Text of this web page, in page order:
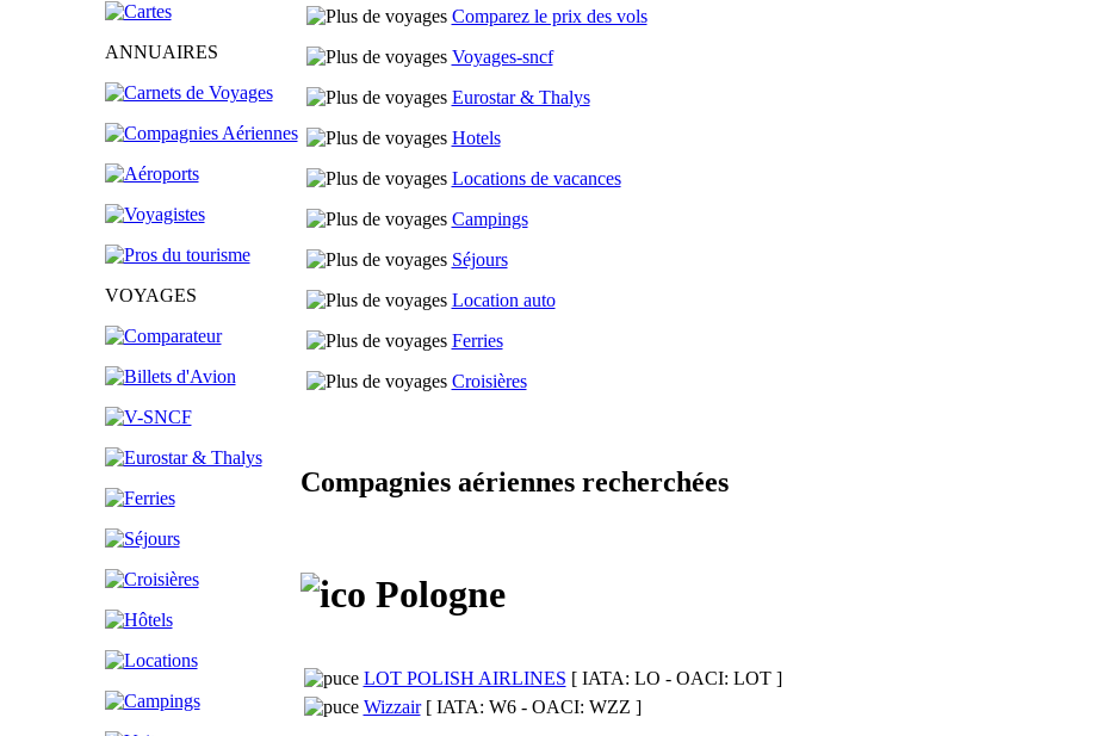
ANNUAIRES
VOYAGES
Comparez le prix des vols
Voyages-sncf
Eurostar & Thalys
Hotels
Locations de vacances
Campings
Séjours
Location auto
Ferries
Croisières
Compagnies aériennes recherchées
Pologne
LOT POLISH AIRLINES [ IATA: LO - OACI: LOT ]
Wizzair[ IATA: W6 - OACI: WZZ ]